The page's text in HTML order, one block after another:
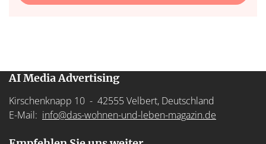
AI Media Advertising
Kirschenknapp 10 - 42555 Velbert, Deutschland
E-Mail: info@das-wohnen-und-leben-magazin.de